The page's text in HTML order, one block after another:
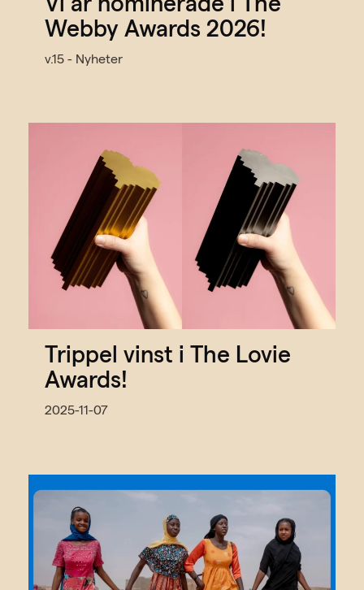
Vi är nominerade i The
Webby Awards 2026!
v.15 - Nyheter
Trippel vinst i The Lovie
Awards!
2025-11-07